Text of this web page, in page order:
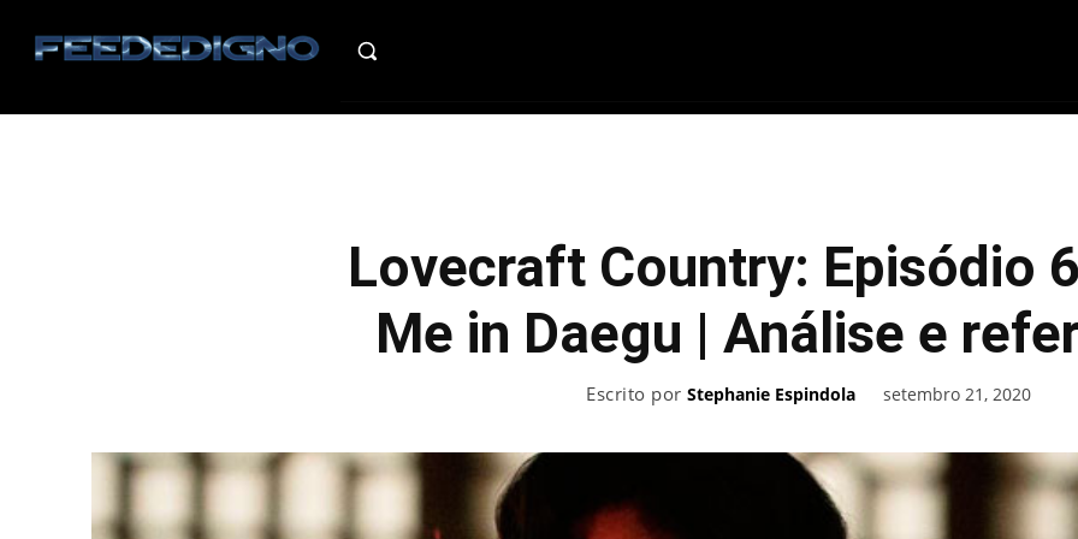
Lovecraft Country: Episódio
Me in Daegu | Análise e
Escrito por Stephanie Espindola setembro 21, 2020